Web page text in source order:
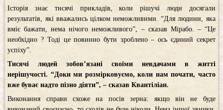
Історія знає тисячі прикладів, коли рішучі люди досягали
результатів, які вважались цілком неможливими. “Для людини, яка
вміє бажати, нема нічого неможливого”, – сказав Мірабо. – “Це
необхідно ? Тоді це повинно бути зроблено – ось єдиний секрет
успіху”.
Тисячі людей зобов’язані своїми невдачами в житті
нерішучості. “Доки ми розмірковуємо, коли нам почати, часто
вже буває надто пізно діяти”, – сказав Квантіліан.
Виконання справи схоже на посів зерна: якщо він не буде